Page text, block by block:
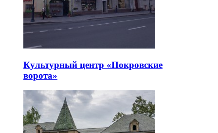
Культурный центр «Покровские
ворота»